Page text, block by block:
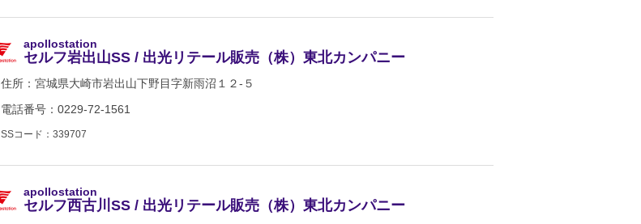
apollostation
セルフ岩出山SS / 出光リテール販売（株）東北カンパニー
住所： 宮城県大崎市岩出山下野目字新雨沼１２-５
電話番号：0229-72-1561
SSコード：339707
apollostation
セルフ西古川SS / 出光リテール販売（株）東北カンパニー